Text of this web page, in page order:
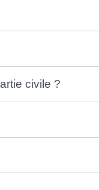
civile ?